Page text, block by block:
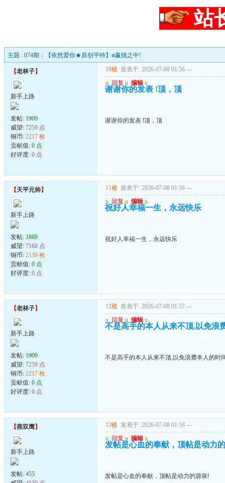
站
主题 : 074期：【依然爱你★原创平特】≡赢钱之中!
【老林子】
新手上路
发帖: 1909
威望: 7259 点
铜币: 2217 枚
贡献值: 0 点
好评度: 0 点
10楼 发表于: 2026-07-08 01:56 ---
u 回复 u 编辑 u
谢谢你的发表 !顶，顶
谢谢你的发表 !顶，顶
【天平元帅】
新手上路
发帖: 1869
威望: 7168 点
铜币: 2139 枚
贡献值: 0 点
好评度: 0 点
11楼 发表于: 2026-07-08 01:56 ---
u 回复 u 编辑 u
祝好人幸福一生，永远快乐
祝好人幸福一生，永远快乐
【老林子】
新手上路
发帖: 1909
威望: 7259 点
铜币: 2217 枚
贡献值: 0 点
好评度: 0 点
12楼 发表于: 2026-07-08 01:57 ---
u 回复 u 编辑 u
不是高手的本人从来不顶,以免浪
不是高手的本人从来不顶,以免浪费本人的时
【燕双鹰】
新手上路
发帖: 455
13楼 发表于: 2026-07-08 01:58 ---
u 回复 u 编辑 u
发帖是心血的奉献，顶帖是动力
发帖是心血的奉献，顶帖是动力的源泉!